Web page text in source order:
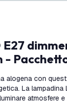
alogena con
La lampadina
atmosfere